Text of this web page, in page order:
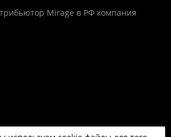
Mirage в РФ компания